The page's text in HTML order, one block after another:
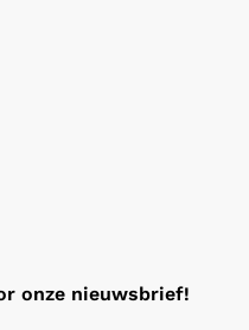
onze nieuwsbrief!